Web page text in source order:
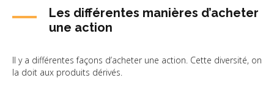
Les différentes manières d’acheter
une action
Il y a différentes façons d’acheter une action. Cette diversité, on
la doit aux produits dérivés.